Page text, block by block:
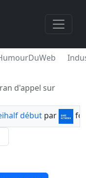
d'appel sur
début par